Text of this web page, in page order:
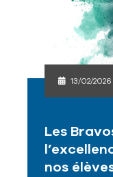
13/02/2026
Les
nos